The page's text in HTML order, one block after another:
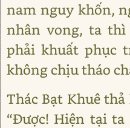
nam nguy khốn,
nhân vong, ta
phải khuất phục
không chịu tháo
Thác Bạt Khuê
“Được! Hiện tại